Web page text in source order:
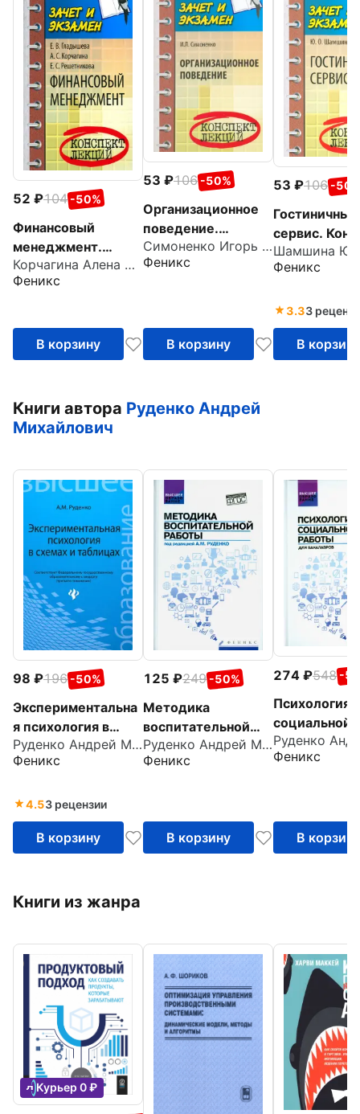
52 104 -50%
Финансовый
менеджмент.
Конспект лекций Корчагина Алена Сергеевна
Феникс
В корзину
53 106 -50%
Организационное
поведение.
Конспект лекций Симоненко Игорь Леонидович
Феникс
В корзину
53 106 -
Гостиничный
сервис.
лекций
Феникс
3.33
В корзину
Книги автора Руденко Андрей
Михайлович
98 196 -50%
Экспериментальна
я психология в
схемах и таблицах.
Учебное пособие
Руденко Андрей Михайлович
Феникс
4.53 рецензии
В корзину
125 249 -50%
Методика
воспитательной
работы. Учебное
пособие
Руденко Андрей Михайлович
Феникс
В корзину
274 548 -
Психология
социальной
для
Учебник.
Феникс
В корзину
Книги из жанра
Курьер 0 ₽